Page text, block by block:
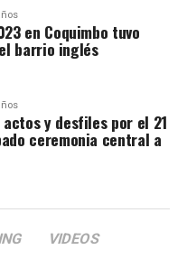
en Coquimbo tuvo
barrio inglés
y desfiles por el 21
ceremonia central a
VIDEOS